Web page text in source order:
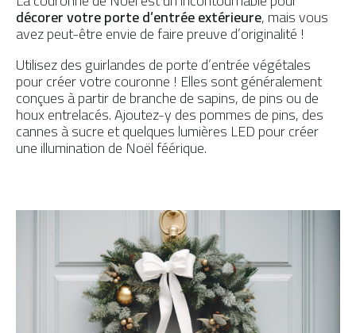
décorer votre porte d’entrée extérieure, mais vous
avez peut-être envie de faire preuve d’originalité !
Utilisez des guirlandes de porte d’entrée végétales
pour créer votre couronne ! Elles sont généralement
conçues à partir de branche de sapins, de pins ou de
houx entrelacés. Ajoutez-y des pommes de pins, des
cannes à sucre et quelques lumières LED pour créer
une illumination de Noël féérique.